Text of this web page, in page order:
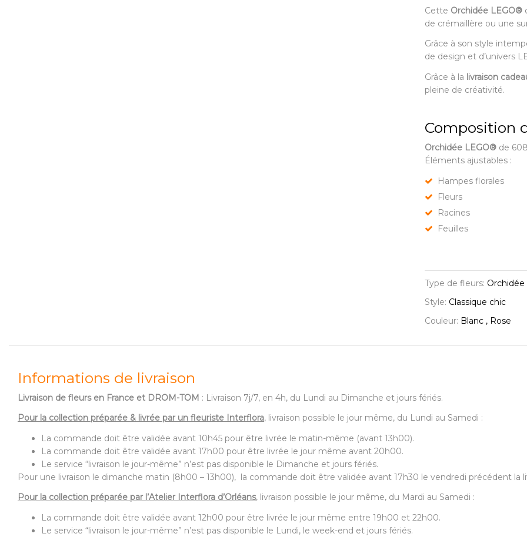
Cette Orchidée LEGO®
de crémaillère ou une
Grâce à son style
de design et d’univers
Grâce à la livraison
pleine de créativité.
Composition
Orchidée LEGO® de
Éléments ajustables :
Hampes florales
Fleurs
Racines
Feuilles
Type de fleurs: Orchidée
Style: Classique chic
Couleur: Blanc , Rose
Informations de livraison
Livraison de fleurs en France et DROM-TOM : Livraison 7j/7, en 4h, du Lundi au Dimanche et jours fériés.
Pour la collection préparée & livrée par un fleuriste Interflora, livraison possible le jour même, du Lundi au Samedi :
La commande doit être validée avant 10h45 pour être livrée le matin-même (avant 13h00).
La commande doit être validée avant 17h00 pour être livrée le jour même avant 20h00.
Le service “livraison le jour-même” n’est pas disponible le Dimanche et jours fériés.
Pour une livraison le dimanche matin (8h00 – 13h00), la commande doit être validée avant 17h30 le vendredi précédent la
Pour la collection préparée par l’Atelier Interflora d’Orléans, livraison possible le jour même, du Mardi au Samedi :
La commande doit être validée avant 12h00 pour être livrée le jour même entre 19h00 et 22h00.
Le service “livraison le jour-même” n’est pas disponible le Lundi, le week-end et jours fériés.